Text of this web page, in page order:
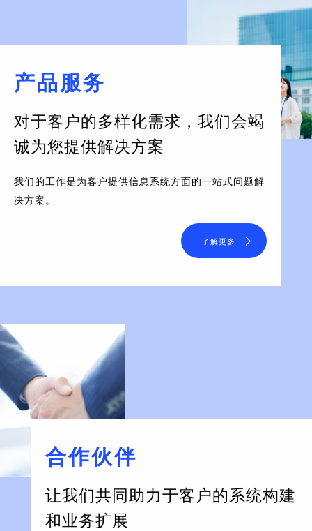
产品服务
对于客户的多样化需求， 我们会竭
诚为您提供解决方案
我们的工作是为客户提供信息系统方面的一站式问题解
决方案。
了解更多
合作伙伴
让我们共同助力于客户的系统构建
和业务扩展